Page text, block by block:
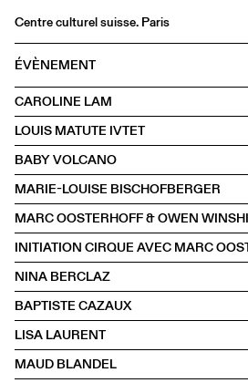
Centre culturel suisse. Paris
Agenda
Librairie
Buvette
Archives
Médiathèque
Éditions
Informations
FR/EN
SCÈNE
ÉVÈNEMENT
CAROLINE LAM
LOUIS MATUTE IVTET
BABY VOLCANO
MARIE-LOUISE BISCHOFBERGER
MARC OOSTERHOFF & OWEN
NINA BERCLAZ
BAPTISTE CAZAUX
LISA LAURENT
MAUD BLANDEL